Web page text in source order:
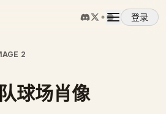
登录
2
球场肖像